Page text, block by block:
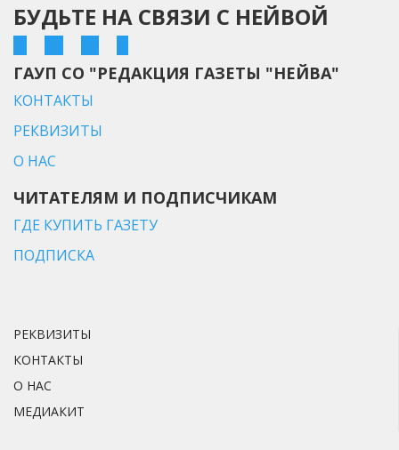
БУДЬТЕ НА СВЯЗИ С НЕЙВОЙ
ГАУП СО "РЕДАКЦИЯ ГАЗЕТЫ "НЕЙВА"
КОНТАКТЫ
РЕКВИЗИТЫ
О НАС
ЧИТАТЕЛЯМ И ПОДПИСЧИКАМ
ГДЕ КУПИТЬ ГАЗЕТУ
ПОДПИСКА
РЕКВИЗИТЫ
КОНТАКТЫ
О НАС
МЕДИАКИТ